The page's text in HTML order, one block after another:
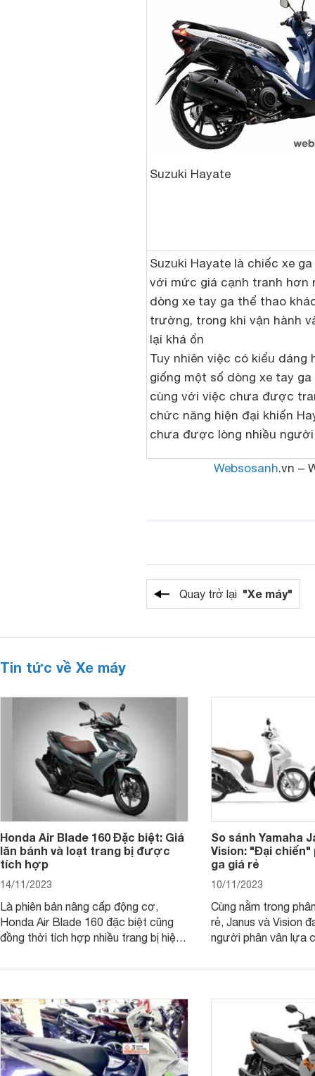
Suzuki Hayate
Suzuki Hayate là chiếc xe
với mức giá cạnh tranh hơn
dòng xe tay ga thể thao
trường, trong khi vận hành
lại khá ổn
Tuy nhiên việc có kiểu dáng
giống một số dòng xe tay ga
cùng với việc chưa được
chức năng hiện đại khiến
chưa được lòng nhiều
Websosanh.vn –
Quay trở lại "Xe máy"
Tin tức về Xe máy
Honda Air Blade 160 Đặc biệt: Giá
lăn bánh và loạt trang bị được
tích hợp
14/11/2023
Là phiên bản nâng cấp động cơ,
Honda Air Blade 160 đặc biệt cũng
đồng thời tích hợp nhiều trang bị hiện
So sánh Yamaha
Vision: "Đại chiến"
ga giá rẻ
10/11/2023
Cùng nằm trong
rẻ, Janus và Vision
người phân vân lựa